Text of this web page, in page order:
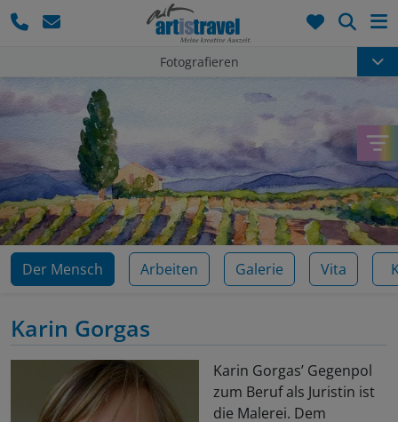
Fotografieren
Der Mensch Arbeiten Galerie Vita
Karin Gorgas
Karin Gorgas’ Gegenpol
zum Beruf als Juristin ist
die Malerei. Dem